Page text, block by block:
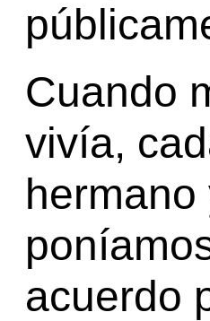
Cuando
vivía,
hermano
acuerdo